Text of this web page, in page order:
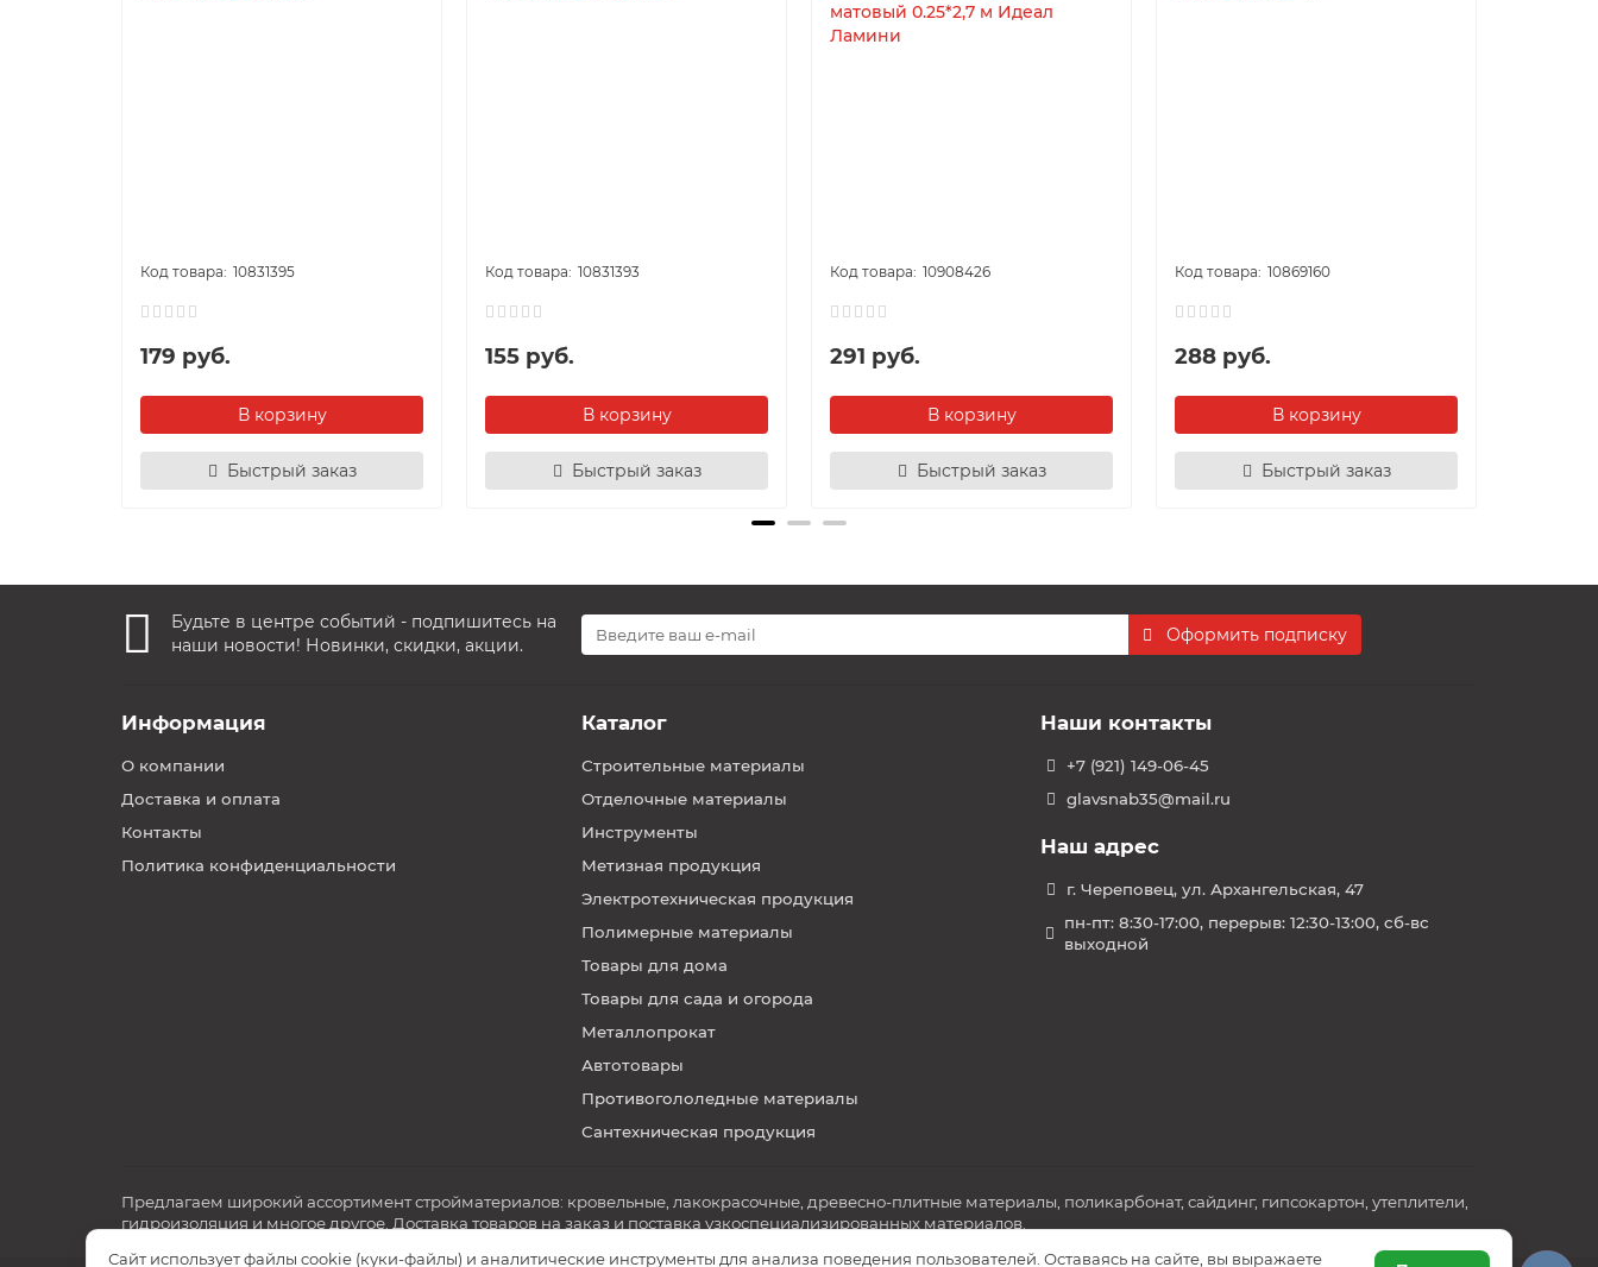
10831395
179 руб.
В корзину
Быстрый заказ
10831393
155 руб.
В корзину
Быстрый заказ
матовый 0.25*2,7 м Идеал
Ламини
10908426
291 руб.
В корзину
Быстрый заказ
10869160
288 руб.
В корзину
Быстрый заказ
Будьте в центре событий - подпишитесь на
наши новости! Новинки, скидки, акции.
Оформить подписку
Информация
О компании
Доставка и оплата
Контакты
Политика конфиденциальности
Каталог
Строительные материалы
Отделочные материалы
Инструменты
Метизная продукция
Электротехническая продукция
Полимерные материалы
Товары для дома
Товары для сада и огорода
Металлопрокат
Автотовары
Противогололедные материалы
Сантехническая продукция
Наши контакты
+7 (921) 149-06-45
glavsnab35@mail.ru
Наш адрес
г. Череповец, ул. Архангельская, 47
пн-пт: 8:30-17:00, перерыв: 12:30-13:00, сб-вс
выходной
Предлагаем широкий ассортимент стройматериалов: кровельные, лакокрасочные, древесно-плитные материалы, поликарбонат, сайдинг, гипсокартон, утеплители,
гидроизоляция и многое другое. Доставка товаров на заказ и поставка узкоспециализированных материалов.
Сайт использует файлы cookie (куки-файлы) и аналитические инструменты для анализа поведения пользователей. Оставаясь на сайте, вы выражаете